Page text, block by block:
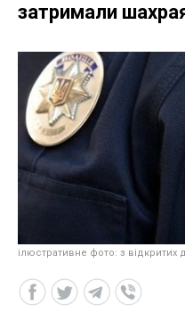
затримали
ілюстративне фото: з відкритих